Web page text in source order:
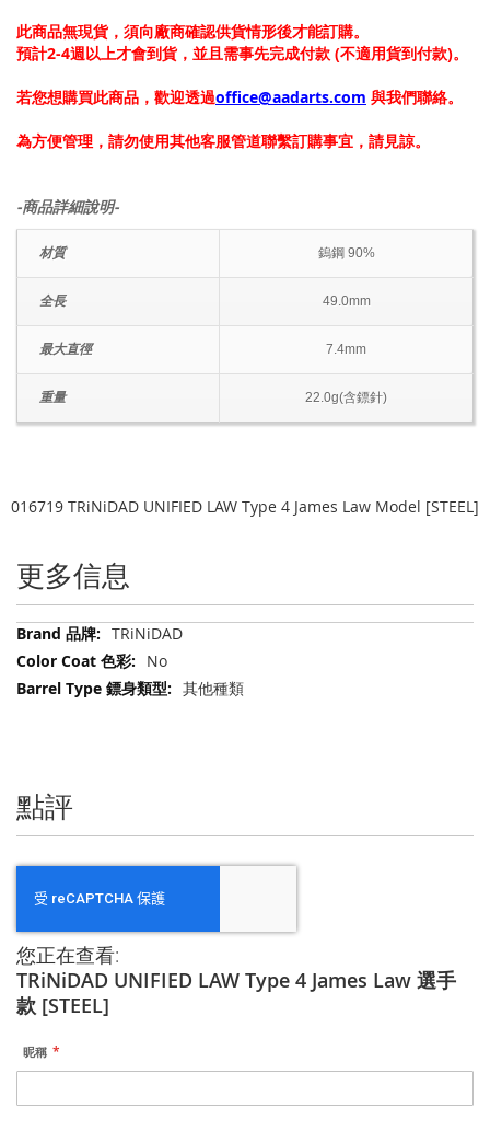
此商品無現貨，須向廠商確認供貨情形後才能訂購。
預計2-4週以上才會到貨，並且需事先完成付款 (不適用貨到付款)。
若您想購買此商品，歡迎透過office@aadarts.com 與我們聯絡。
為方便管理，請勿使用其他客服管道聯繫訂購事宜，請見諒。
-商品詳細說明-
材質 鎢鋼 90%
全長 49.0mm
最大直徑 7.4mm
重量 22.0g(含鏢針)
016719 TRiNiDAD UNIFIED LAW Type 4 James Law Model [STEEL]
更多信息
更
多
息
TRiNiDAD
No
其他種類
點評
您正在查看:
TRiNiDAD UNIFIED LAW Type 4 James Law 選手
款 [STEEL]
昵稱